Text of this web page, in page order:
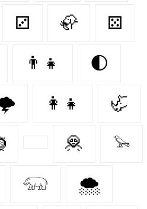
⚂ 🦣 ⚄
👨‍👧 🌓
👩‍👧 🦏
🦧 𓅩
𓃯 🌨️